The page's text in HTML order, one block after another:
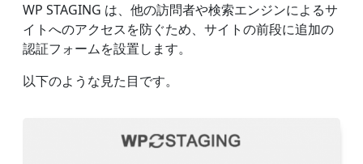
WP STAGING は、他の訪問者や検索エンジンによるサ
イトへのアクセスを防ぐため、サイトの前段に追加の
認証フォームを設置します。
以下のような見た目です。